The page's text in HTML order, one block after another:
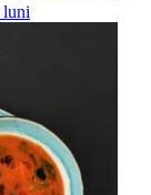
luni